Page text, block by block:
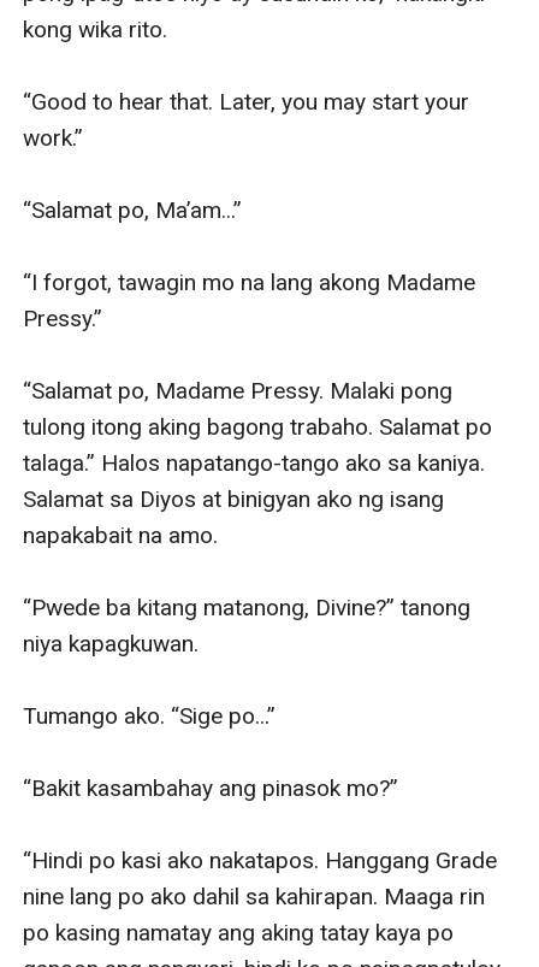
kong wika rito.
“Good to hear that. Later, you may start your
work.”
“Salamat po, Ma’am...”
“I forgot, tawagin mo na lang akong Madame
Pressy.”
“Salamat po, Madame Pressy. Malaki pong
tulong itong aking bagong trabaho. Salamat po
talaga.” Halos napatango-tango ako sa kaniya.
Salamat sa Diyos at binigyan ako ng isang
napakabait na amo.
“Pwede ba kitang matanong, Divine?” tanong
niya kapagkuwan.
Tumango ako. “Sige po...”
“Bakit kasambahay ang pinasok mo?”
“Hindi po kasi ako nakatapos. Hanggang Grade
nine lang po ako dahil sa kahirapan. Maaga rin
po kasing namatay ang aking tatay kaya po